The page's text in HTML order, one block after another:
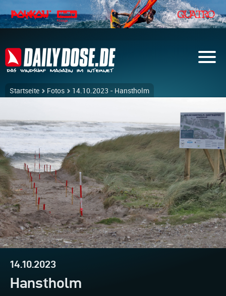
Startseite Fotos 14.10.2023 - Hanstholm
14.10.2023
Hanstholm